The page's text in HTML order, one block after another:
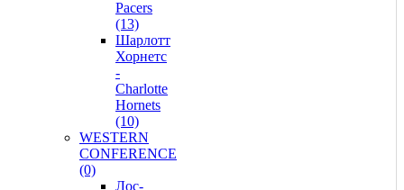
Pacers
(13)
Шарлотт
Хорнетс
-
Charlotte
Hornets
(10)
WESTERN
CONFERENCE
(0)
Лос-